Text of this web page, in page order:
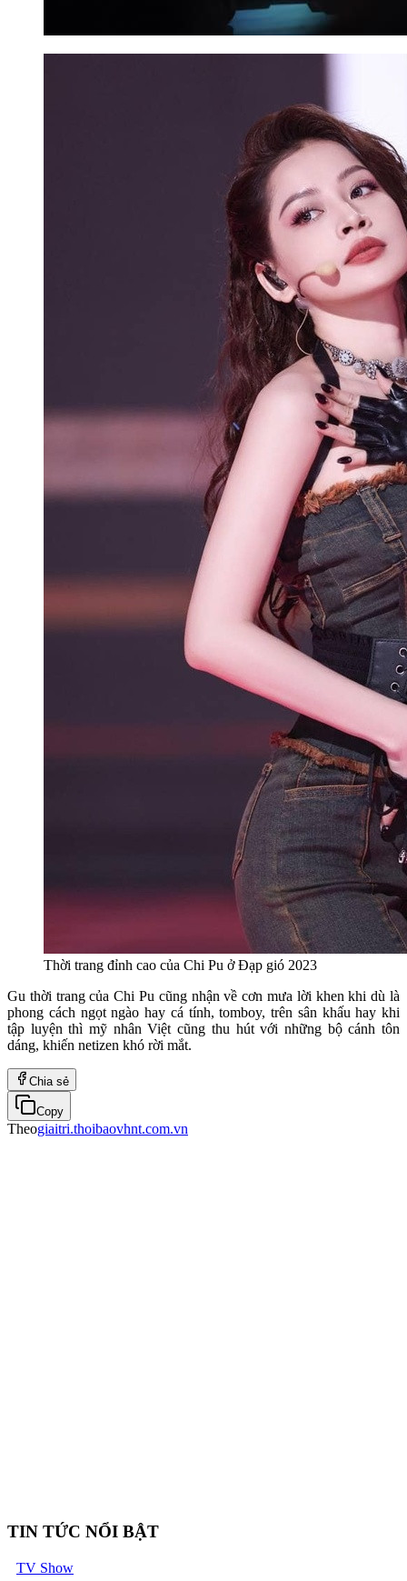
Thời trang đỉnh cao của Chi Pu ở Đạp gió 2023
Gu thời trang của Chi Pu cũng nhận về cơn mưa lời khen khi dù là
phong cách ngọt ngào hay cá tính, tomboy, trên sân khấu hay khi
tập luyện thì mỹ nhân Việt cũng thu hút với những bộ cánh tôn
dáng, khiến netizen khó rời mắt.
Chia sẻ
Copy
Theogiaitri.thoibaovhnt.com.vn
TIN TỨC NỔI BẬT
TV Show